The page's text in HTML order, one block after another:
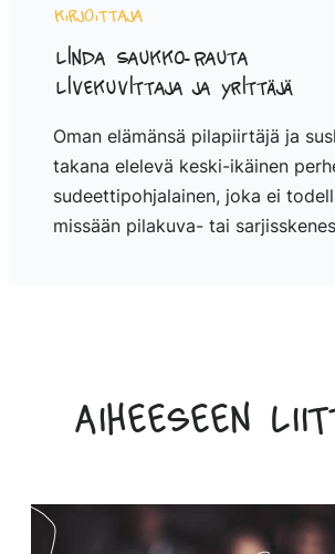
Kirjoittaja
Linda Saukko-Rauta
Livekuvittaja ja yrittäjä
Oman elämänsä pilapiirtäjä ja
takana elelevä keski-ikäinen
sudeettipohjalainen, joka ei
missään pilakuva- tai
Aiheeseen